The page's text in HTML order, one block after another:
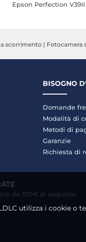
Epson Perfection V39II
scorrimento | Fotocamera
BISOGNO
Domande
Modalità di
Metodi di
Garanzie
Richiesta di
da 100€ di acquisto.
utilizza i cookie o